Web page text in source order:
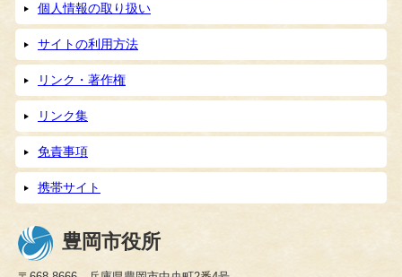
個人情報の取り扱い
サイトの利用方法
リンク・著作権
リンク集
免責事項
携帯サイト
豊岡市役所